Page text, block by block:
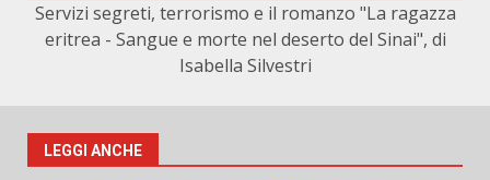
Servizi segreti, terrorismo e il romanzo "La ragazza
eritrea - Sangue e morte nel deserto del Sinai", di
Isabella Silvestri
LEGGI ANCHE